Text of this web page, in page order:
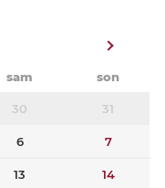
sam son
30 31
6 7
13 14